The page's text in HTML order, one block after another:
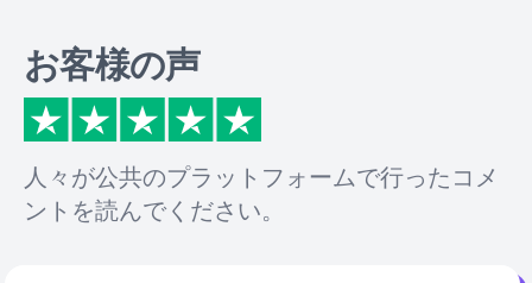
お客様の声
人々が公共のプラットフォームで行ったコメ
ントを読んでください。